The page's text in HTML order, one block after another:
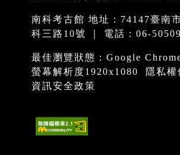
南科考古館 地址：74147臺南
科三路10號 ｜ 電話：06-
最佳瀏覽狀態：Google
螢幕解析度1920x1080
隱私權
資訊安全政策